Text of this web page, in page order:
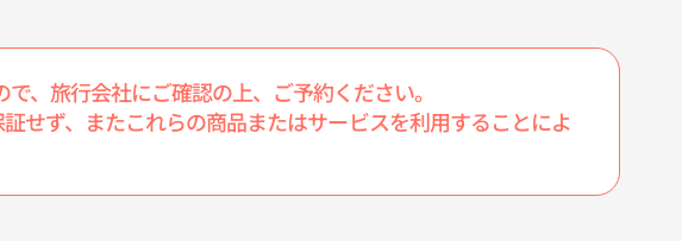
、旅行会社にご確認の上、ご予約ください。
せず、またこれらの商品またはサービスを利用することによ